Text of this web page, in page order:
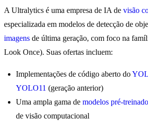
A Ultralytics é uma empresa de IA de visão
especializada em modelos de detecção de
imagens de última geração, com foco na
Look Once). Suas ofertas incluem:
Implementações de código aberto do
YOLO11 (geração anterior)
Uma ampla gama de modelos pré-
de visão computacional